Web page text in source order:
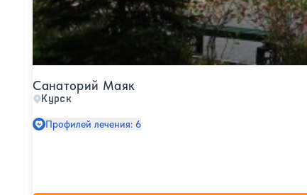
Санаторий Маяк
Курск
Профилей лечения: 6